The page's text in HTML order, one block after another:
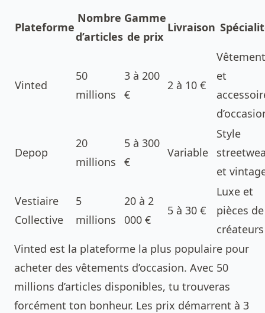
Plateforme
Nombre
d’articles
Gamme
de prix
Livraison
Vinted
50
millions
3 à 200
€
2 à 10 €
et
Depop
20
millions
5 à 300
€
Variable
Style
et
Vestiaire
Collective
5
millions
20 à 2
000 €
5 à 30 €
Luxe et
pièces de
créateurs
Vinted est la plateforme la plus populaire pour
acheter des vêtements d’occasion. Avec 50
millions d’articles disponibles, tu trouveras
forcément ton bonheur. Les prix démarrent à 3